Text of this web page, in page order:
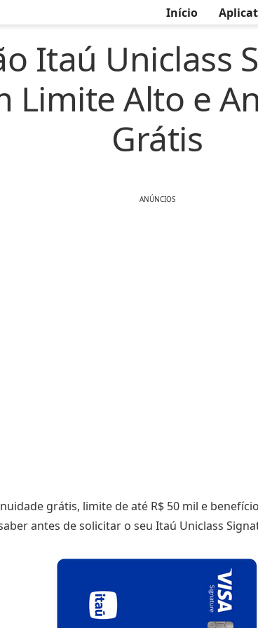
Início
Itaú Uniclass
Limite Alto e
Grátis
ANÚNCIOS
grátis, limite de até R$ 50 mil e
antes de solicitar o seu Itaú Uniclass